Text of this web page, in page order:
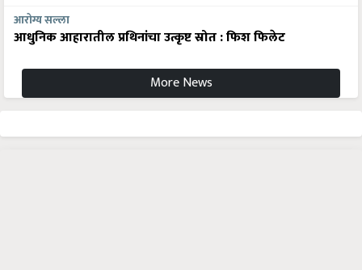
आरोग्य सल्ला
आधुनिक आहारातील प्रथिनांचा उत्कृष्ट स्रोत : फिश फिलेट
More News